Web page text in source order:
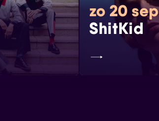
zo 20 sep
ShitKid